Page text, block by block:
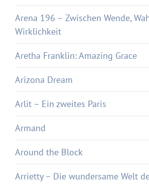
Arena 196 – Zwischen Wende,
Wirklichkeit
Aretha Franklin: Amazing Grace
Arizona Dream
Arlit – Ein zweites Paris
Armand
Around the Block
Arrietty – Die wundersame Welt